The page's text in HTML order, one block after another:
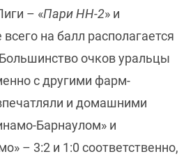
– «Пари НН-2» и
на балл располагается
очков уральцы
с другими фарм-
и домашними
Барнаулом» и
– 3:2 и 1:0 соответственно,